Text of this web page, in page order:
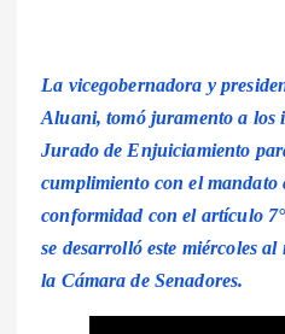
La vicegobernadora y
Aluani, tomó juramento a los
Jurado de Enjuiciamiento
cumplimiento con el mandato
conformidad con el artículo
se desarrolló este miércoles
la Cámara de Senadores.